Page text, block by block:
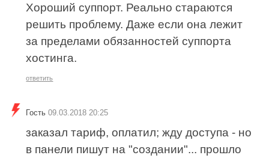
Хороший суппорт. Реально стараются
решить проблему. Даже если она лежит
за пределами обязанностей суппорта
хостинга.
ответить
Гость 09.03.2018 20:25
заказал тариф, оплатил; жду доступа - но
в панели пишут на "создании"... прошло